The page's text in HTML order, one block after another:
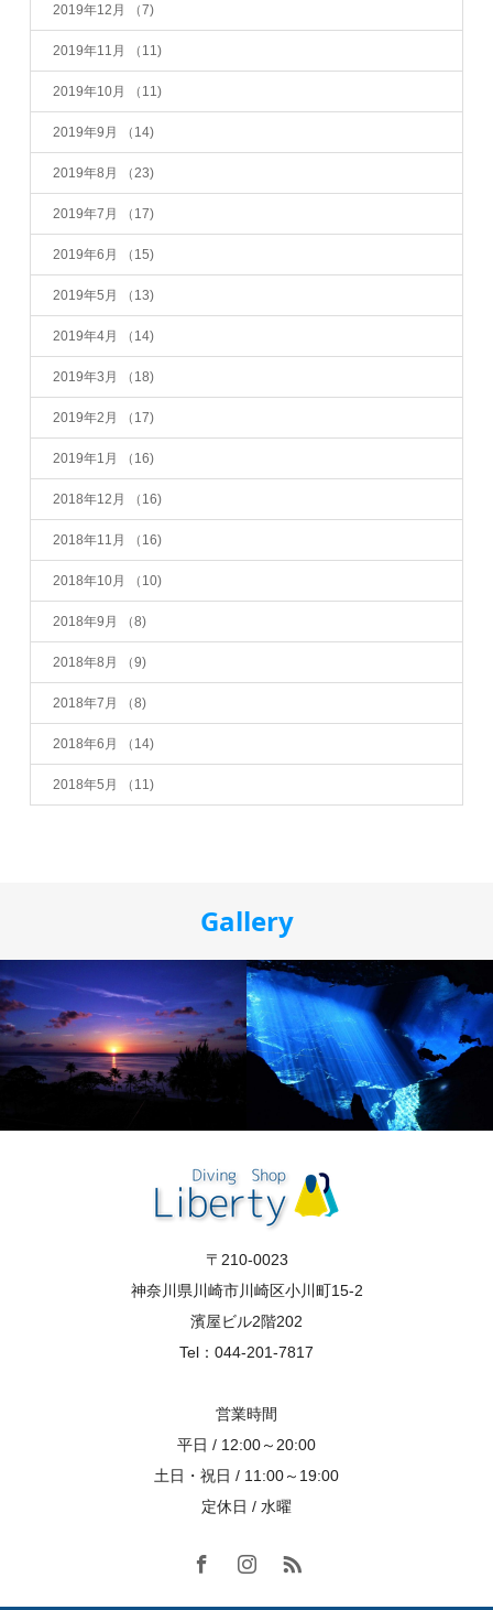
2019年12月 （7)
2019年11月 （11)
2019年10月 （11)
2019年9月 （14)
2019年8月 （23)
2019年7月 （17)
2019年6月 （15)
2019年5月 （13)
2019年4月 （14)
2019年3月 （18)
2019年2月 （17)
2019年1月 （16)
2018年12月 （16)
2018年11月 （16)
2018年10月 （10)
2018年9月 （8)
2018年8月 （9)
2018年7月 （8)
2018年6月 （14)
2018年5月 （11)
Gallery
〒210-0023
神奈川県川崎市川崎区小川町15-2
濱屋ビル2階202
Tel：044-201-7817
営業時間
平日 / 12:00～20:00
土日・祝日 / 11:00～19:00
定休日 / 水曜